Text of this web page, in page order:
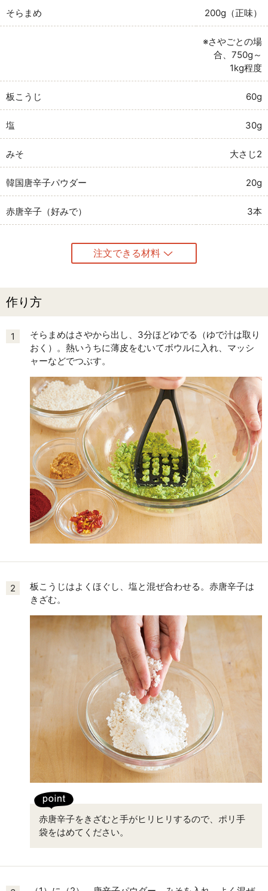
そらまめ
200g（正味）
※さやごとの場
合、750g～
1kg程度
板こうじ 60g
塩 30g
みそ 大さじ2
韓国唐辛子パウダー 20g
赤唐辛子（好みで） 3本
注文できる材料
作り方
1
そらまめはさやから出し、3分ほどゆでる（ゆで汁は取り
おく）。熱いうちに薄皮をむいてボウルに入れ、マッシ
ャーなどでつぶす。
2
板こうじはよくほぐし、塩と混ぜ合わせる。赤唐辛子は
きざむ。
赤唐辛子をきざむと手がヒリヒリするので、ポリ手
袋をはめてください。